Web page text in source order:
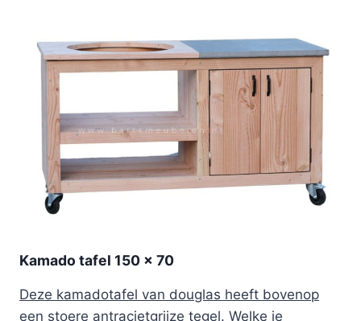
Kamado tafel 150 x 70
Deze kamadotafel van douglas heeft bovenop
een stoere antracietgrijze tegel. Welke je